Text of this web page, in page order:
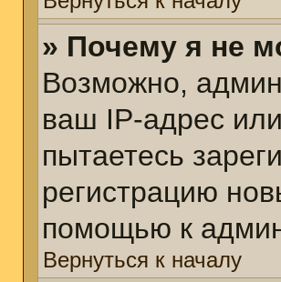
» Почему я не
Возможно,
ваш IP-адрес
пытаетесь
регистрацию
помощью к
Вернуться к началу